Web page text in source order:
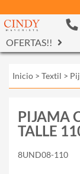
OFERTAS!!
Inicio > Textil >
PIJAMA
TALLE
8UND08-110